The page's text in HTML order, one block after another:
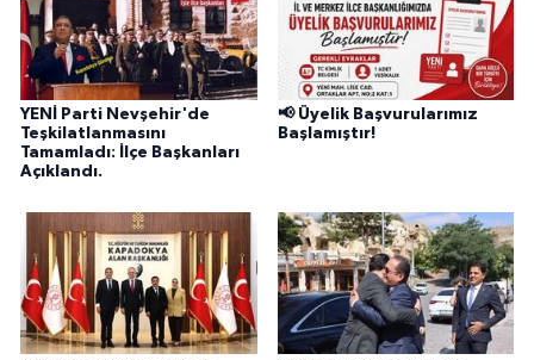
YENİ Parti Nevşehir'de
Teşkilatlanmasını
Tamamladı: İlçe Başkanları
Açıklandı.
📢 Üyelik Başvurularımız
Başlamıştır!